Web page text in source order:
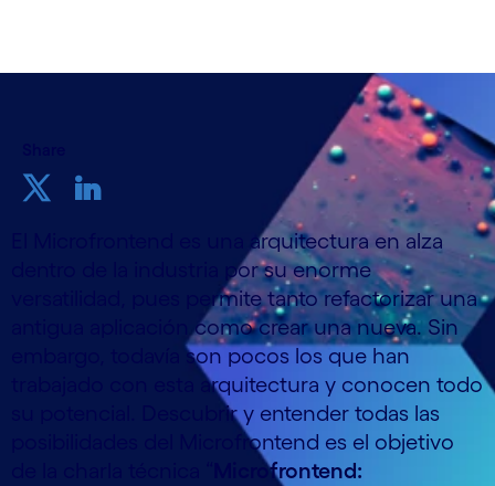
El Microfrontend es una arquitectura en alza
dentro de la industria por su enorme
versatilidad, pues permite tanto refactorizar una
antigua aplicación como crear una nueva. Sin
embargo, todavía son pocos los que han
trabajado con esta arquitectura y conocen todo
su potencial. Descubrir y entender todas las
posibilidades del Microfrontend es el objetivo
Microfrontend: